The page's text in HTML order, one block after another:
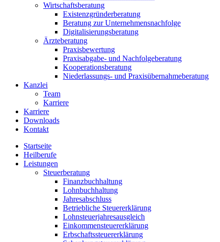
Wirtschaftsberatung
Existenzgründerberatung
Beratung zur Unternehmensnachfolge
Digitalisierungsberatung
Ärzteberatung
Praxisbewertung
Praxisabgabe- und Nachfolgeberatung
Kooperationsberatung
Niederlassungs- und Praxisübernahmeberatung
Kanzlei
Team
Karriere
Karriere
Downloads
Kontakt
Startseite
Heilberufe
Leistungen
Steuerberatung
Finanzbuchhaltung
Lohnbuchhaltung
Jahresabschluss
Betriebliche Steuererklärung
Lohnsteuerjahresausgleich
Einkommensteuererklärung
Erbschaftssteuererklärung